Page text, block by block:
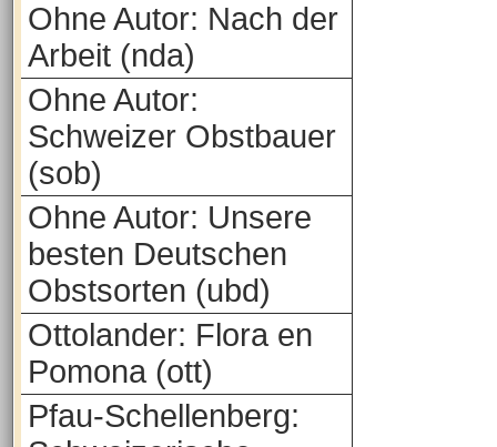
Ohne Autor: Nach der
Arbeit (nda)
Ohne Autor:
Schweizer Obstbauer
(sob)
Ohne Autor: Unsere
besten Deutschen
Obstsorten (ubd)
Ottolander: Flora en
Pomona (ott)
Pfau-Schellenberg: